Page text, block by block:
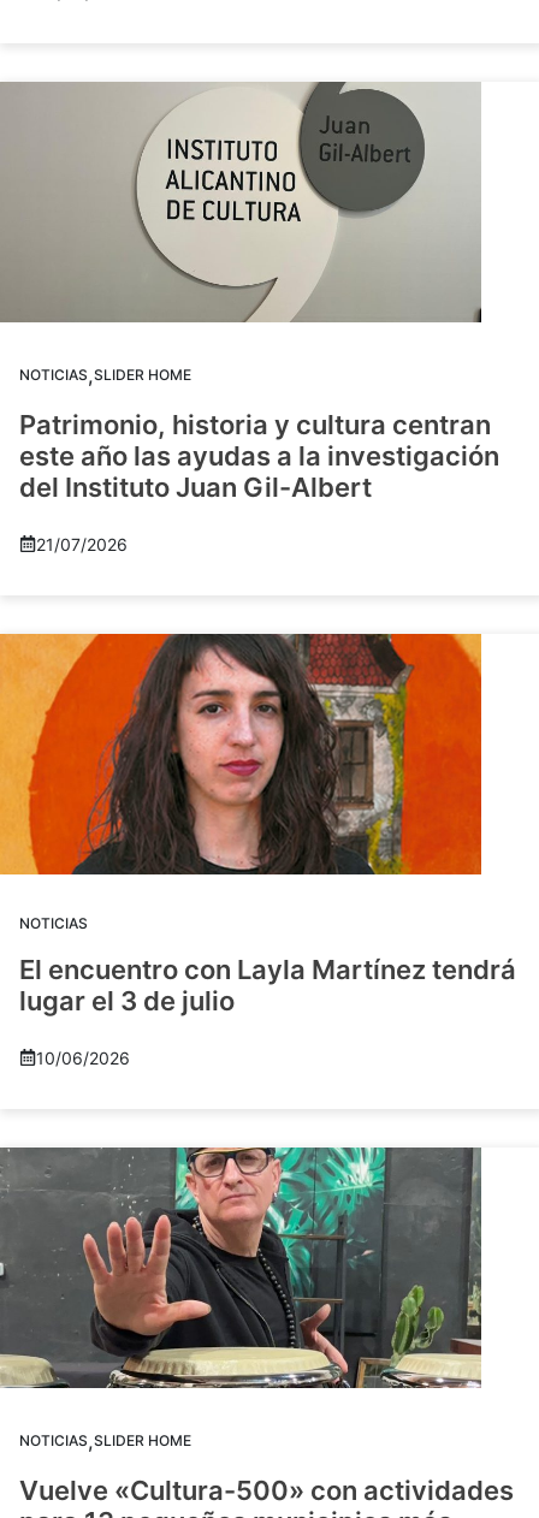
NOTICIAS,SLIDER HOME
Patrimonio, historia y cultura centran
este año las ayudas a la investigación
del Instituto Juan Gil-Albert
21/07/2026
NOTICIAS
El encuentro con Layla Martínez tendrá
lugar el 3 de julio
10/06/2026
NOTICIAS,SLIDER HOME
Vuelve «Cultura-500» con actividades